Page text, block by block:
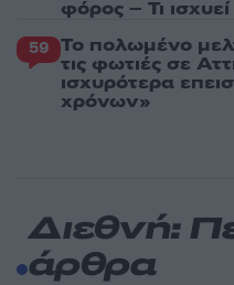
φόρος – Τι
59 Το πολωμένο
τις φωτιές σε
ισχυρότερα
χρόνων»
Διεθνή:
άρθρα